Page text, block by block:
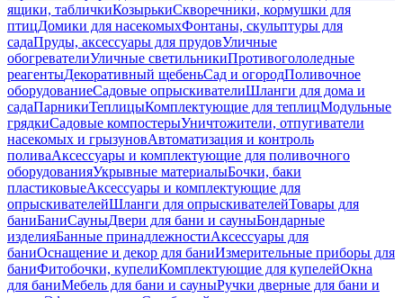
ящики, табличкиКозырькиСкворечники, кормушки для
птицДомики для насекомыхФонтаны, скульптуры для
садаПруды, аксессуары для прудовУличные
обогревателиУличные светильникиПротивогололедные
реагентыДекоративный щебеньСад и огородПоливочное
оборудованиеСадовые опрыскивателиШланги для дома и
садаПарникиТеплицыКомплектующие для теплицМодульные
грядкиСадовые компостерыУничтожители, отпугиватели
насекомых и грызуновАвтоматизация и контроль
поливаАксессуары и комплектующие для поливочного
оборудованияУкрывные материалыБочки, баки
пластиковыеАксессуары и комплектующие для
опрыскивателейШланги для опрыскивателейТовары для
баниБаниСауныДвери для бани и сауныБондарные
изделияБанные принадлежностиАксессуары для
баниОснащение и декор для баниИзмерительные приборы для
баниФитобочки, купелиКомплектующие для купелейОкна
для баниМебель для бани и сауныРучки дверные для бани и